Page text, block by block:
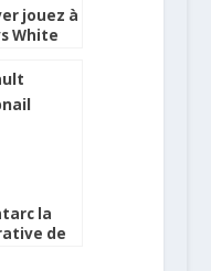
jouez à
White
la
de